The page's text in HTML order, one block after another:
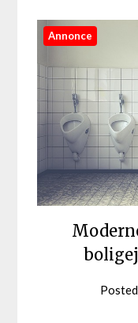
Annonce